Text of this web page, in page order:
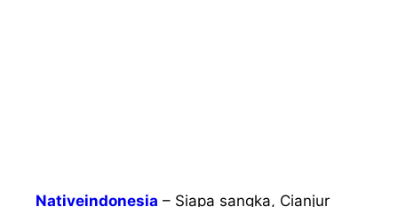
Nativeindonesia – Siapa sangka, Cianjur